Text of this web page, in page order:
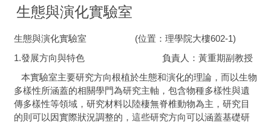
生態與演化實驗室
生態與演化實驗室 (位置：理學院大樓602-1)
1.發展方向與特色 負責人：黃重期副教授
本實驗室主要研究方向根植於生態和演化的理論，而以生物
多樣性所涵蓋的相關學門為研究主軸，包含物種多樣性與遺
傳多樣性等領域，研究材料以陸棲無脊椎動物為主，研究目
的則可以因實際狀況調整的，這些研究方向可以涵蓋基礎研